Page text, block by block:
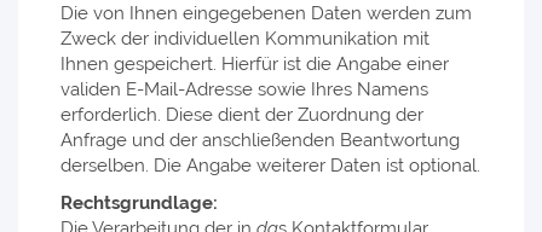
Die von Ihnen eingegebenen Daten werden zum
Zweck der individuellen Kommunikation mit
Ihnen gespeichert. Hierfür ist die Angabe einer
validen E-Mail-Adresse sowie Ihres Namens
erforderlich. Diese dient der Zuordnung der
Anfrage und der anschließenden Beantwortung
derselben. Die Angabe weiterer Daten ist optional.
Rechtsgrundlage: